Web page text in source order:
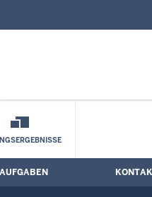
und
AUFGABEN